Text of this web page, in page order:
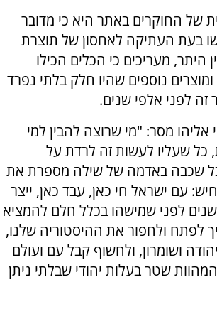
של החוקרים באתר היא כי מדובר
בעת העתיקה לאחסון של תוצרת
היתר, מעריכים כי הכלים הכילו
ומוצרים נוספים שהיו חלק בלתי נפרד
זה לפני אלפי שנים.
מסר: "מי שרוצה להבין למי
כל שעליו לעשות זה לרדת על
כל שכבה באדמה של שילה מספרת את
עם ישראל חי כאן, עבד כאן, ייצר
שנים לפני שמישהו בכלל חלם להמציא
לפתח ולחפור את ההיסטוריה שלנו,
ושומרון, ולחשוף קבל עם ועולם
שטר בעלות יהודי שבלתי ניתן